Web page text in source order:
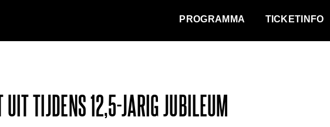
PROGRAMMA TICKETINFO
UIT TIJDENS 12,5-JARIG JUBILEUM